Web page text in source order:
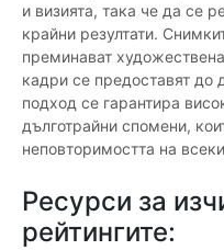
и визията, така че да се
крайни резултати.
преминават
кадри се предоставят до
подход се гарантира
дълготрайни спомени,
неповторимостта на
Ресурси за
рейтингите: